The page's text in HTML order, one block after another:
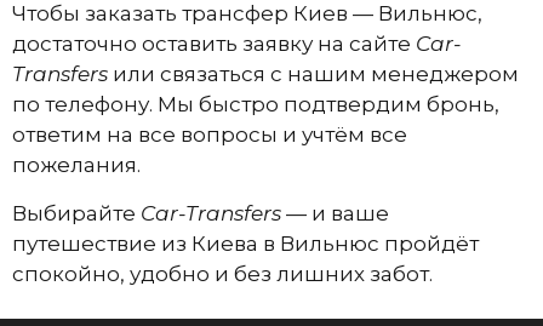
Чтобы заказать трансфер Киев — Вильнюс,
достаточно оставить заявку на сайте Car-
Transfers или связаться с нашим менеджером
по телефону. Мы быстро подтвердим бронь,
ответим на все вопросы и учтём все
пожелания.
Выбирайте Car-Transfers — и ваше
путешествие из Киева в Вильнюс пройдёт
спокойно, удобно и без лишних забот.